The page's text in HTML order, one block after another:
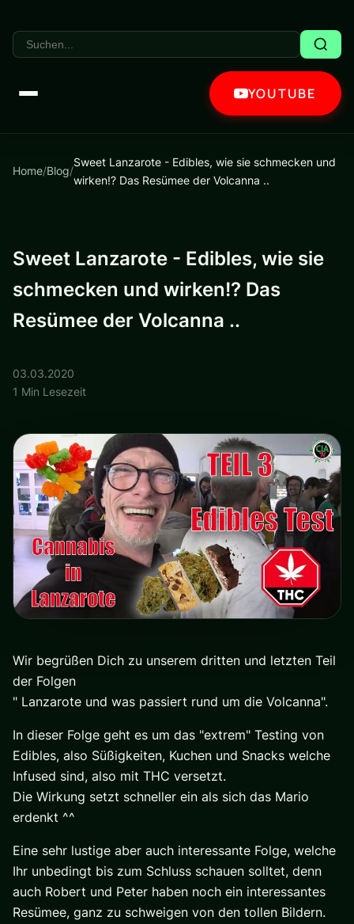
YOUTUBE
Home/Blog/
Sweet Lanzarote - Edibles, wie sie schmecken und
wirken!? Das Resümee der Volcanna ..
Sweet Lanzarote - Edibles, wie sie
schmecken und wirken!? Das
Resümee der Volcanna ..
03.03.2020
1 Min Lesezeit
Wir begrüßen Dich zu unserem dritten und letzten Teil
der Folgen
" Lanzarote und was passiert rund um die Volcanna".
In dieser Folge geht es um das "extrem" Testing von
Edibles, also Süßigkeiten, Kuchen und Snacks welche
Infused sind, also mit THC versetzt.
Die Wirkung setzt schneller ein als sich das Mario
erdenkt ^^
Eine sehr lustige aber auch interessante Folge, welche
Ihr unbedingt bis zum Schluss schauen solltet, denn
auch Robert und Peter haben noch ein interessantes
Resümee, ganz zu schweigen von den tollen Bildern.